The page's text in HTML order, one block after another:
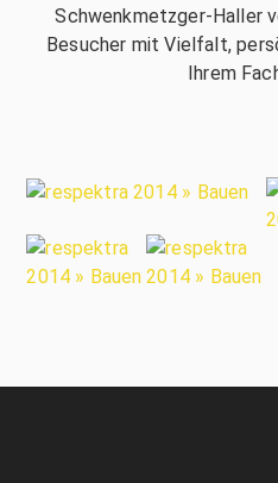
Schwenkmetzger-Haller
Besucher mit Vielfalt,
Ihrem